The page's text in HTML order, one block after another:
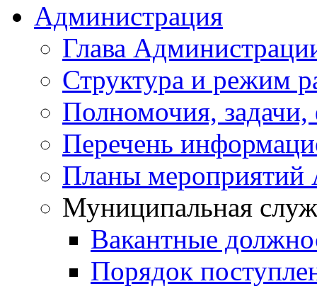
Администрация
Глава
Структура и режим
Полномочия,
Перечень
Планы мероприятий
Муниципальная
Вакантные
Порядок